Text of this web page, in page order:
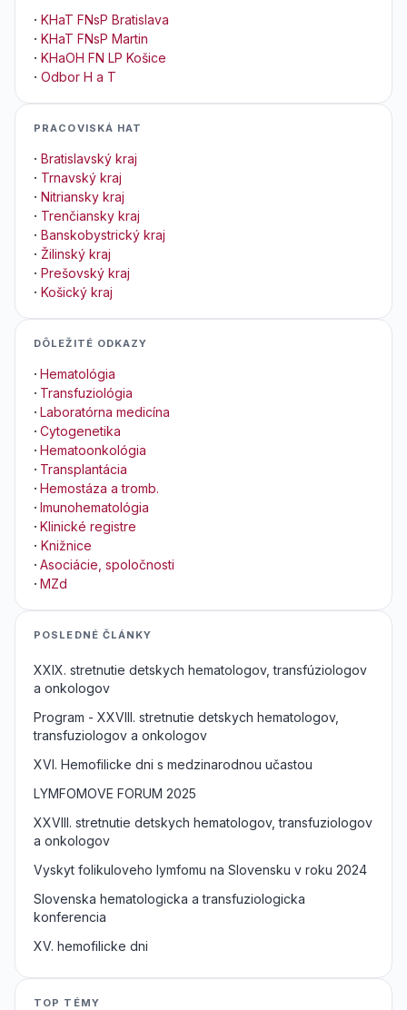
· KHaT FNsP Bratislava
· KHaT FNsP Martin
· KHaOH FN LP Košice
· Odbor H a T
PRACOVISKÁ HAT
· Bratislavský kraj
· Trnavský kraj
· Nitriansky kraj
· Trenčiansky kraj
· Banskobystrický kraj
· Žilinský kraj
· Prešovský kraj
· Košický kraj
DÔLEŽITÉ ODKAZY
· Hematológia
· Transfuziológia
· Laboratórna medicína
· Cytogenetika
· Hematoonkológia
· Transplantácia
· Hemostáza a tromb.
· Imunohematológia
· Klinické registre
· Knižnice
· Asociácie, spoločnosti
· MZd
POSLEDNÉ ČLÁNKY
XXIX. stretnutie detskych hematologov, transfúziologov
a onkologov
Program - XXVIII. stretnutie detskych hematologov,
transfuziologov a onkologov
XVI. Hemofilicke dni s medzinarodnou učastou
LYMFOMOVE FORUM 2025
XXVIII. stretnutie detskych hematologov, transfuziologov
a onkologov
Vyskyt folikuloveho lymfomu na Slovensku v roku 2024
Slovenska hematologicka a transfuziologicka
konferencia
XV. hemofilicke dni
TOP TÉMY